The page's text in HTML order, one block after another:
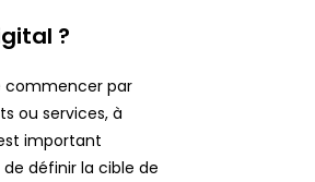
?
commencer par
ou services, à
important
définir la cible de